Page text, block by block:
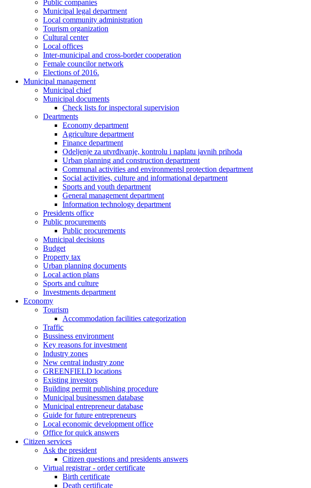
Public companies
Municipal legal department
Local community administration
Tourism organization
Cultural center
Local offices
Inter-municipal and cross-border cooperation
Female councilor network
Elections of 2016.
Municipal management
Municipal chief
Municipal documents
Check lists for inspectoral supervision
Deartments
Economy department
Agriculture department
Finance department
Odeljenje za utvrđivanje, kontrolu i naplatu javnih prihoda
Urban planning and construction department
Communal activities and environmentsl protection department
Social activities, culture and informational department
Sports and youth department
General management department
Information technology department
Presidents office
Public procurements
Public procurements
Municipal decisions
Budget
Property tax
Urban planning documents
Local action plans
Sports and culture
Investments department
Economy
Tourism
Accommodation facilities categorization
Traffic
Bussiness environment
Key reasons for investment
Industry zones
New central industry zone
GREENFIELD locations
Existing investors
Building permit publishing procedure
Municipal businessmen database
Municipal entrepreneur database
Guide for future entrepreneurs
Local economic development office
Office for quick answers
Citizen services
Ask the president
Citizen questions and presidents answers
Virtual registrar - order certificate
Birth certificate
Death certificate